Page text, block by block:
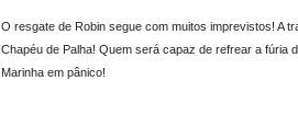
O resgate de Robin segue com muitos imprevistos! A
Chapéu de Palha! Quem será capaz de refrear a fúria
Marinha em pânico!